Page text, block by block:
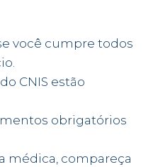
você cumpre todos
CNIS estão
obrigatórios
médica, compareça